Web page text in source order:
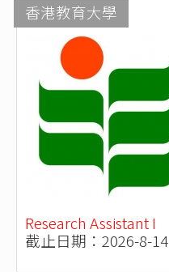
香港教育大學
Research Assistant I
截止日期：2026-8-14